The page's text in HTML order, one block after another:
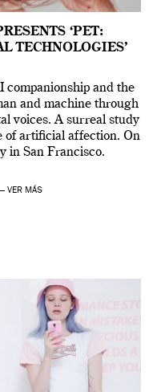
‘PET:
TECHNOLOGIES’
companionship and the
and machine through
voices. A surreal study
of artificial affection. On
in San Francisco.
VER MÁS